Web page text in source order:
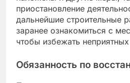
приостановление
дальнейшие строительные
заранее ознакомиться с
чтобы избежать
Обязанность по